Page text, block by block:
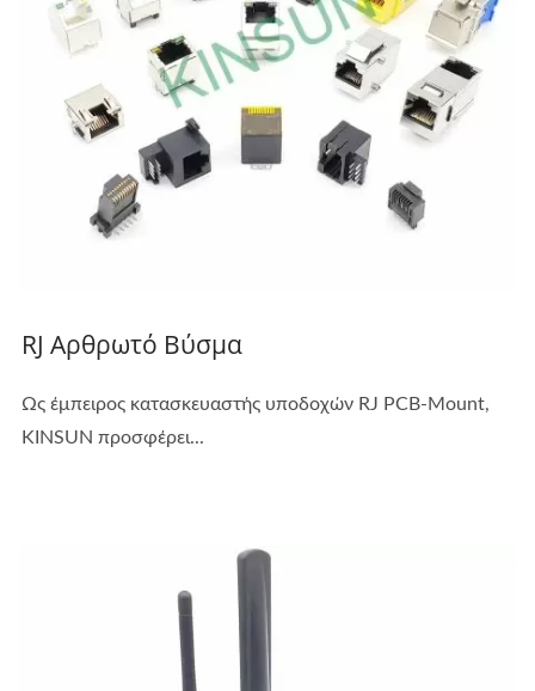
RJ Αρθρωτό Βύσμα
Ως έμπειρος κατασκευαστής υποδοχών RJ PCB-Mount,
KINSUN προσφέρει...